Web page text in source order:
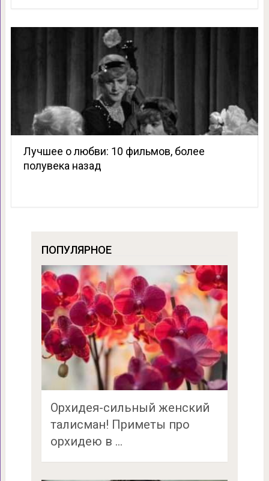
Лучшее о любви: 10 фильмов, более
полувека назад
ПОПУЛЯРНОЕ
Орхидея-сильный женский
талисман! Приметы про
орхидею в …